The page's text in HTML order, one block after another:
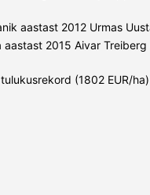
aastast 2012 Urmas
2015 Aivar
(1802 EUR/